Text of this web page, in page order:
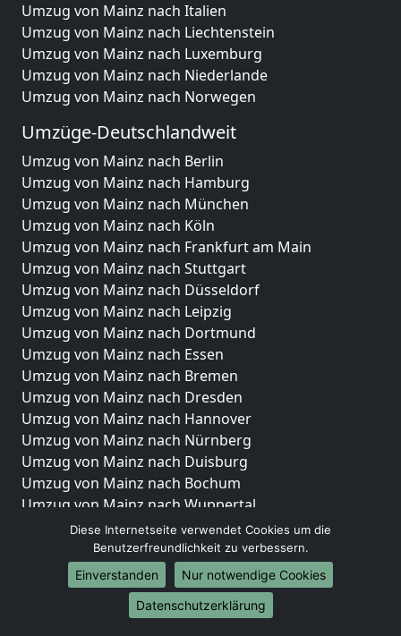
Umzug von Mainz nach Italien
Umzug von Mainz nach Liechtenstein
Umzug von Mainz nach Luxemburg
Umzug von Mainz nach Niederlande
Umzug von Mainz nach Norwegen
Umzüge-Deutschlandweit
Umzug von Mainz nach Berlin
Umzug von Mainz nach Hamburg
Umzug von Mainz nach München
Umzug von Mainz nach Köln
Umzug von Mainz nach Frankfurt am Main
Umzug von Mainz nach Stuttgart
Umzug von Mainz nach Düsseldorf
Umzug von Mainz nach Leipzig
Umzug von Mainz nach Dortmund
Umzug von Mainz nach Essen
Umzug von Mainz nach Bremen
Umzug von Mainz nach Dresden
Umzug von Mainz nach Hannover
Umzug von Mainz nach Nürnberg
Umzug von Mainz nach Duisburg
Umzug von Mainz nach Bochum
Umzug von Mainz nach Wuppertal
Umzug von Mainz nach Bielefeld
Umzug von Mainz nach Bonn
Umzug von Mainz nach Münster
Internationale-Umzüge
Diese Internetseite verwendet Cookies um die
Benutzerfreundlichkeit zu verbessern.
Einverstanden
Nur notwendige Cookies
Datenschutzerklärung